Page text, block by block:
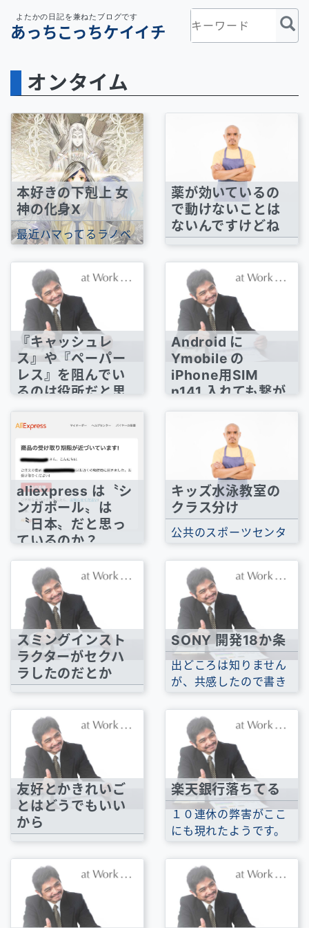
よたかの日記を兼ねたブログです
あっちこっちケイイチ
オンタイム
本好きの下剋上 女
神の化身X
最近ハマってるラノベ
12月に出る新刊の表紙
絵が公開されて...
薬が効いているの
で動けないことは
ないんですけどね
で歩けはしますけど、
薬が切れるとまっすぐ
に立てないし、10m...
『キャッシュレ
ス』や『ペーパー
レス』を阻んでい
るのは役所だと思
う
給付金だの、補助金だ
の、手続きを行うため
にはいろんな書類が必
要なのですけど、...
Android に
Ymobile の
iPhone用SIM
n141 入れても繋が
らなくなってる
これは一時的なものな
のか、わたしの端末に
限ったことなのか、そ
れともYmobileの設...
aliexpress は〝シ
ンガポール〟は
〝日本〟だと思っ
ているのか？
aliexpress からこんな
メールが届いた。 『近
くの郵便局に届きまし
た』とか書い...
キッズ水泳教室の
クラス分け
公共のスポーツセンタ
ッズスイム〟の教室は
昇級テストなど...
スミングインスト
ラクターがセクハ
ラしたのだとか
イミング』のインスト
ラクターをやっている
のですけどいつも...
SONY 開発18か条
出どころは知りません
が、共感したので書き
条：客の欲しがって...
友好とかきれいご
とはどうでもいい
から
韓関係はますます悪化
の一途をたどっていま
すね。どうにもわ...
楽天銀行落ちてる
１０連休の弊害がここ
にも現れたようです。
日にもちこしにな...